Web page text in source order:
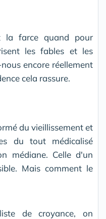
la farce quand pour
les fables et les
encore réellement
cela rassure.
du vieillissement et
du tout médicalisé
médiane. Celle d'un
Mais comment le
de croyance, on